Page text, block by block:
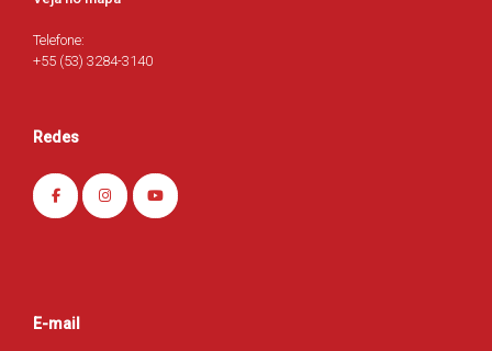
Telefone:
+55 (53) 3284-3140
Redes
E-mail